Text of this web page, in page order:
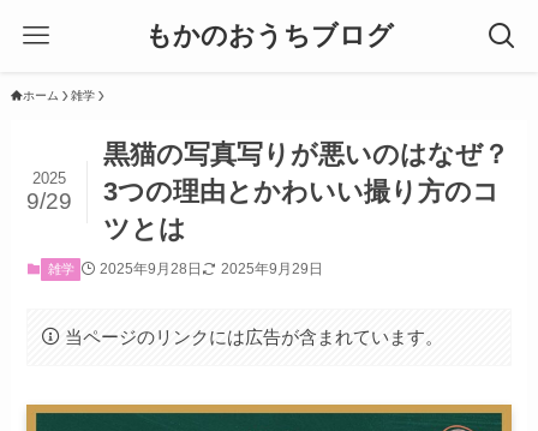
もかのおうちブログ
ホーム 雑学
黒猫の写真写りが悪いのはなぜ？
3つの理由とかわいい撮り方のコ
ツとは
2025
9/29
雑学 2025年9月28日 2025年9月29日
当ページのリンクには広告が含まれています。